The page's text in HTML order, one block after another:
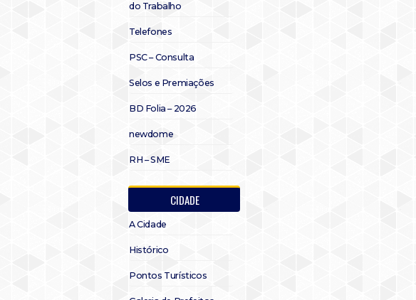
do Trabalho
Telefones
PSC – Consulta
Selos e Premiações
BD Folia – 2026
newdome
RH – SME
CIDADE
A Cidade
Histórico
Pontos Turísticos